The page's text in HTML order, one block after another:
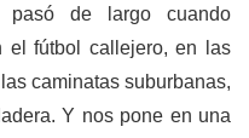
de largo cuando
el fútbol callejero, en las
caminatas suburbanas,
Y nos pone en una